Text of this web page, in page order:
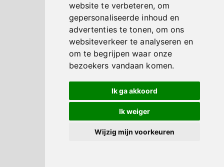
website te verbeteren, om
gepersonaliseerde inhoud en
advertenties te tonen, om ons
websiteverkeer te analyseren en
om te begrijpen waar onze
bezoekers vandaan komen.
Ik ga akkoord
Ik weiger
Wijzig mijn voorkeuren